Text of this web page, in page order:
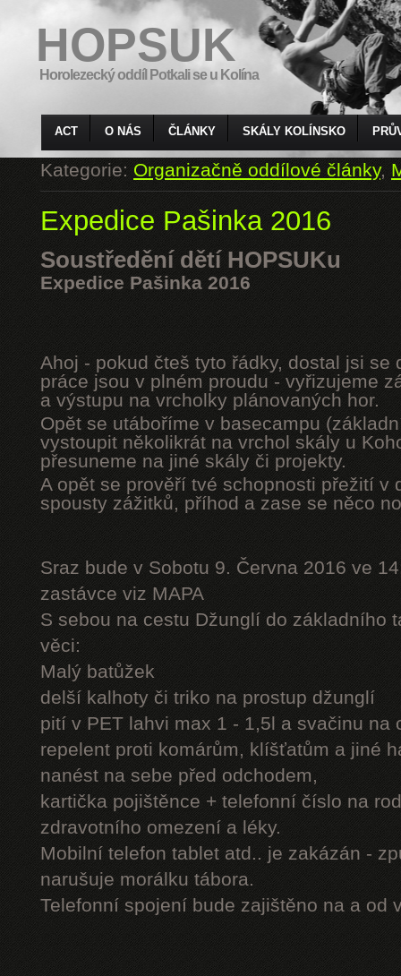
HOPSUK
Horolezecký oddíl Potkali se u Kolína
ACT O NÁS ČLÁNKY SKÁLY KOLÍNSKO
Kategorie:Organizačně oddílové články,
Expedice Pašinka 2016
Soustředění dětí HOPSUKu
Expedice Pašinka 2016
Ahoj - pokud čteš tyto řádky, dostal jsi se
práce jsou v plném proudu - vyřizujeme
a výstupu na vrcholky plánovaných hor.
Opět se utáboříme v basecampu
vystoupit několikrát na vrchol skály u
přesuneme na jiné skály či projekty.
A opět se prověří tvé schopnosti přežití v
spousty zážitků, příhod a zase se něco
Sraz bude v Sobotu 9. Června 2016 ve
zastávce viz MAPA
S sebou na cestu Džunglí do základního
věci:
Malý batůžek
delší kalhoty či triko na prostup džunglí
pití v PET lahvi max 1 - 1,5l a svačinu na
repelent proti komárům, klíšťatům a jiné
nanést na sebe před odchodem,
kartička pojištěnce + telefonní číslo na
zdravotního omezení a léky.
Mobilní telefon tablet atd.. je zakázán -
narušuje morálku tábora.
Telefonní spojení bude zajištěno na a od